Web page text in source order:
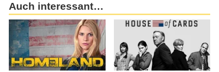
Auch interessant…